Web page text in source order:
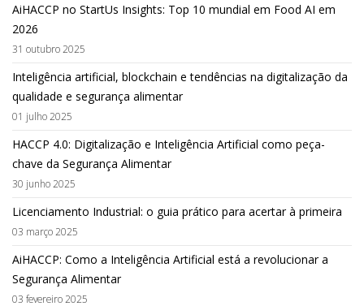
AiHACCP no StartUs Insights: Top 10 mundial em Food AI em
2026
31 outubro 2025
Inteligência artificial, blockchain e tendências na digitalização da
qualidade e segurança alimentar
01 julho 2025
HACCP 4.0: Digitalização e Inteligência Artificial como peça-
chave da Segurança Alimentar
30 junho 2025
Licenciamento Industrial: o guia prático para acertar à primeira
03 março 2025
AiHACCP: Como a Inteligência Artificial está a revolucionar a
Segurança Alimentar
03 fevereiro 2025